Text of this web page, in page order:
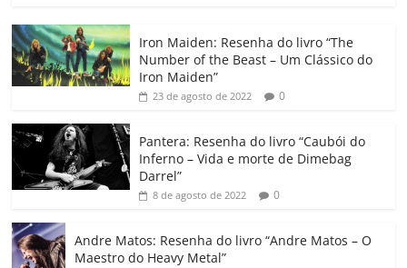
c
e
b
o
o
k
itt
er
at
s
A
p
e
dI
gl
e
Cl
a
ss
ro
o
p
y
Li
k
m
p
h
ar
Iron Maiden: Resenha do livro “The
Number of the Beast – Um Clássico do
Iron Maiden”
23 de agosto de 2022 0
Pantera: Resenha do livro “Caubói do
Inferno – Vida e morte de Dimebag
Darrel”
8 de agosto de 2022 0
Andre Matos: Resenha do livro “Andre Matos – O
Maestro do Heavy Metal”